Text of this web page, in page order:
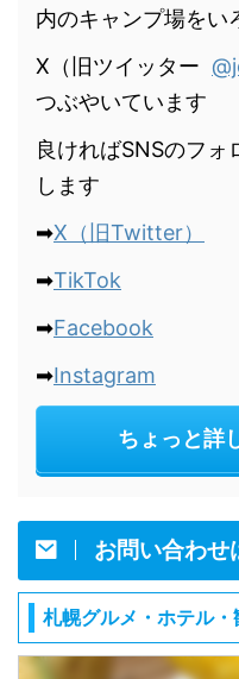
内のキャンプ場をい
X（旧ツイッター
つぶやいています
良ければSNSのフォ
します
➡X（旧Twitter）
➡TikTok
➡Facebook
➡Instagram
ちょっと詳
お問い合わせ
札幌グルメ・ホテル